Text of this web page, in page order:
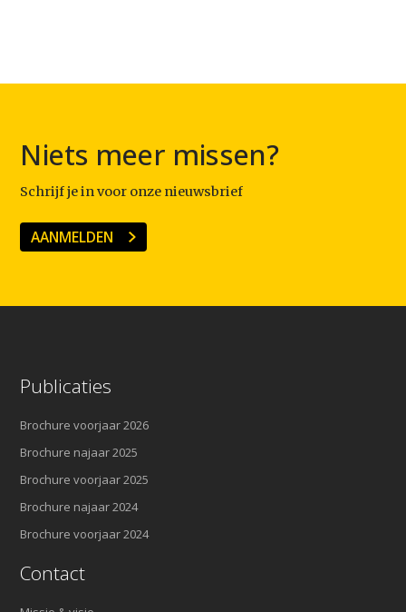
Niets meer missen?
Schrijf je in voor onze nieuwsbrief
AANMELDEN
Publicaties
Brochure voorjaar 2026
Brochure najaar 2025
Brochure voorjaar 2025
Brochure najaar 2024
Brochure voorjaar 2024
Contact